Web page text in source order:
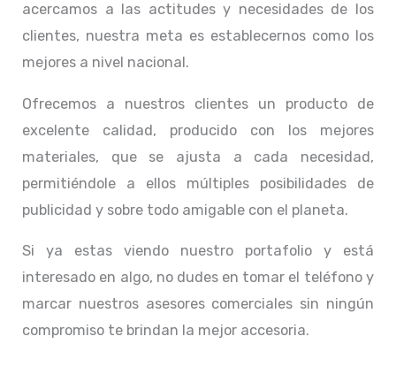
acercamos a las actitudes y necesidades de los
clientes, nuestra meta es establecernos como los
mejores a nivel nacional.
Ofrecemos a nuestros clientes un producto de
excelente calidad, producido con los mejores
materiales, que se ajusta a cada necesidad,
permitiéndole a ellos múltiples posibilidades de
publicidad y sobre todo amigable con el planeta.
Si ya estas viendo nuestro portafolio y está
interesado en algo, no dudes en tomar el teléfono y
marcar nuestros asesores comerciales sin ningún
compromiso te brindan la mejor accesoria.